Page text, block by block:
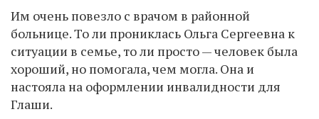
Им очень повезло с врачом в районной
больнице. То ли прониклась Ольга Сергеевна к
ситуации в семье, то ли просто — человек была
хороший, но помогала, чем могла. Она и
настояла на оформлении инвалидности для
Глаши.